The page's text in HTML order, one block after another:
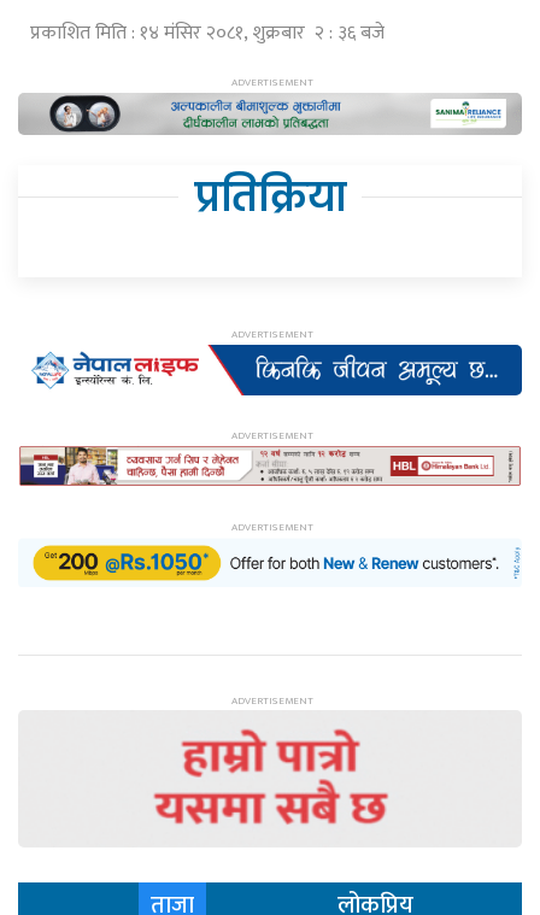
प्रकाशित मिति : १४ मंसिर २०८१, शुक्रबार २ : ३६ बजे
प्रतिक्रिया
ताजा लोकप्रिय